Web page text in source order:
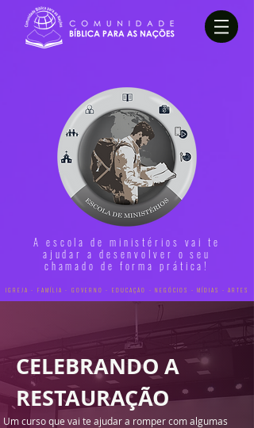
A escola de ministérios vai te
ajudar a desenvolver o seu
chamado de forma prática!
IGREJA - FAMÍLIA - GOVERNO - EDUCAÇÃO - NEGÓCIOS - MÍDIAS - ARTES
CELEBRANDO A
RESTAURAÇÃO
Um curso que vai te ajudar a romper com algumas